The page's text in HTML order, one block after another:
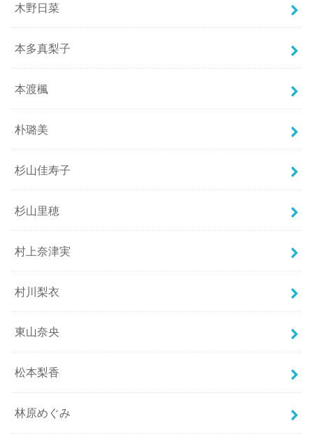
木野日菜
本多真梨子
本渡楓
朴璐美
杉山佳寿子
杉山里穂
村上奈津実
村川梨衣
東山奈央
松本梨香
林原めぐみ